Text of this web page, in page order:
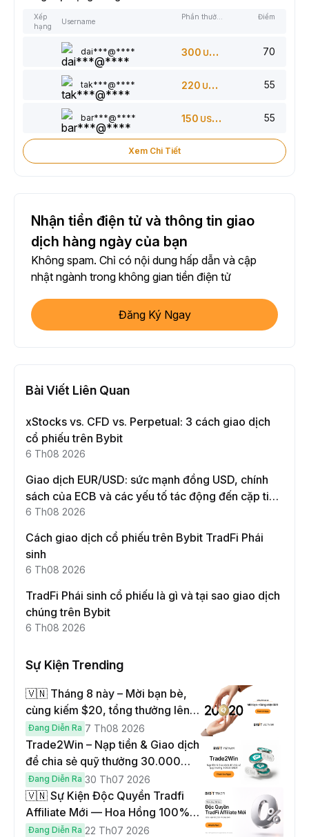
Xếp
hạng
Username
Điểm
dai***@**** 300 USDT 70
tak***@**** 220 USDT 55
bar***@**** 150 USDT 55
Xem Chi Tiết
Nhận tiền điện tử và thông tin giao
dịch hàng ngày của bạn
Không spam. Chỉ có nội dung hấp dẫn và cập
nhật ngành trong không gian tiền điện tử
Đăng Ký Ngay
Bài Viết Liên Quan
xStocks vs. CFD vs. Perpetual: 3 cách giao dịch
cổ phiếu trên Bybit
6 Th08 2026
Giao dịch EUR/USD: sức mạnh đồng USD, chính
sách của ECB và các yếu tố tác động đến cặp tiền
này
6 Th08 2026
Cách giao dịch cổ phiếu trên Bybit TradFi Phái
sinh
6 Th08 2026
TradFi Phái sinh cổ phiếu là gì và tại sao giao dịch
chúng trên Bybit
6 Th08 2026
Sự Kiện Trending
🇻🇳 Tháng 8 này – Mời bạn bè,
cùng kiếm $20, tổng thưởng lên
đến $1,000
Đang Diễn Ra 7 Th08 2026
Trade2Win – Nạp tiền & Giao dịch
để chia sẻ quỹ thưởng 30.000
USDT
Đang Diễn Ra 30 Th07 2026
🇻🇳 Sự Kiện Độc Quyền Tradfi
Affiliate Mới — Hoa Hồng 100% &
Hoàn Phí Qua Đêm
Đang Diễn Ra 22 Th07 2026